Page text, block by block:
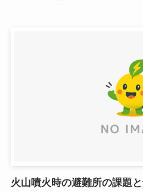
火山噴火時の避難所の課題